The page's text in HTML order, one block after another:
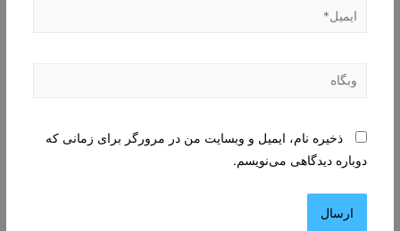
ایمیل*
وبگاه
ذخیره نام، ایمیل و وبسایت من در مرورگر برای زمانی که
دوباره دیدگاهی می‌نویسم.